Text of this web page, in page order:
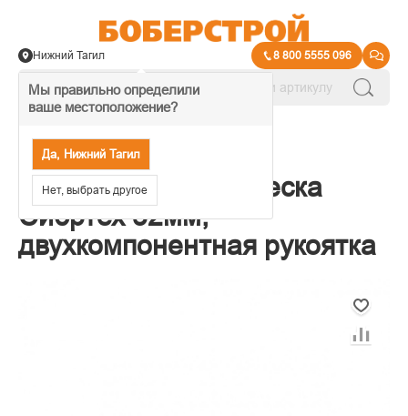
Мы правильно определили
ваше местоположение?
Да, Нижний Тагил
Нет, выбрать другое
Нижний Тагил 8 800 5555 096
24497 Долото-стамеска
Сибртех 32мм,
двухкомпонентная рукоятка